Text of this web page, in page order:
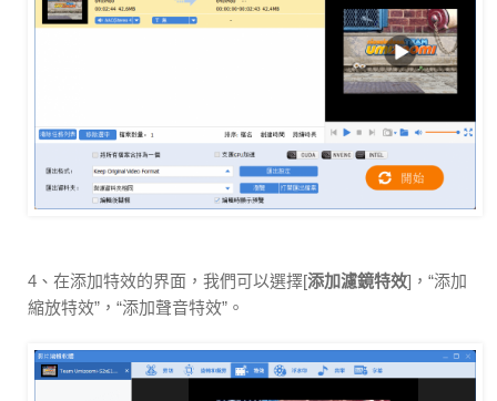
4、在添加特效的界面，我們可以選擇[添加濾鏡特效]，“添加
縮放特效”，“添加聲音特效”。